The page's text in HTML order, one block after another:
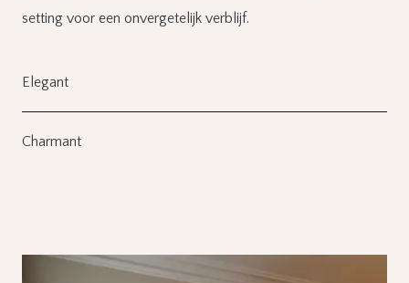
setting voor een onvergetelijk verblijf.
Elegant
Charmant